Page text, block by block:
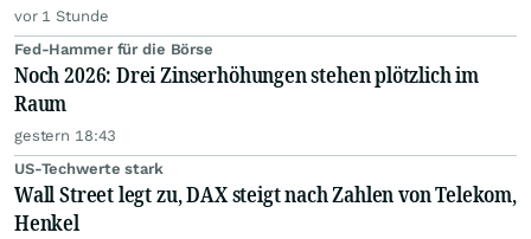
vor 1 Stunde
Fed-Hammer für die Börse
Noch 2026: Drei Zinserhöhungen stehen plötzlich im
Raum
gestern 18:43
US-Techwerte stark
Wall Street legt zu, DAX steigt nach Zahlen von Telekom,
Henkel